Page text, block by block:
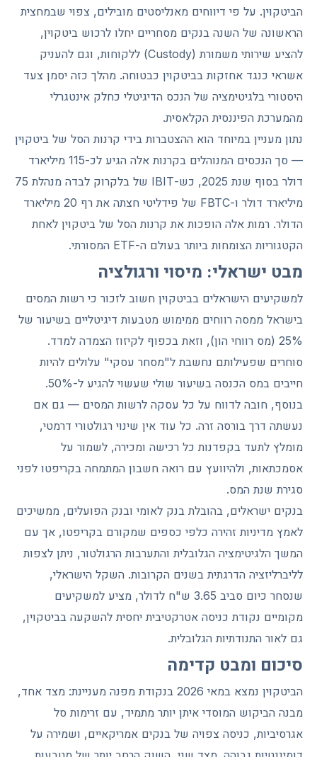
הביטקוין. על פי דיווחים מאנליסטים מובילים, צפוי שבמחצית
הראשונה של השנה בנקים מסחריים יחלו לרכוש ביטקוין,
להציע שירותי משמורת (Custody) ללקוחות, וגם להעניק
אשראי כנגד אחזקות בביטקוין כבטוחה. מהלך כזה יסמן צעד
היסטורי בלגיטימציה של הנכס הדיגיטלי כחלק אינטגרלי
מהמערכת הפיננסית הקלאסית.
נתון מעניין במיוחד הוא ההצטברות בידי קרנות הסל של ביטקוין
— סך הנכסים המנוהלים בקרנות אלה הגיע לכ-115 מיליארד
דולר בסוף שנת 2025, כש-IBIT של בלקרוק לבדה מנהלת 75
מיליארד דולר ו-FBTC של פידליטי חצתה את רף 20 מיליארד
הדולר. רמות אלה הופכות את קרנות הסל של ביטקוין לאחת
הקטגוריות הצומחות ביותר בעולם ה-ETF המסורתי.
מבט ישראלי: מיסוי ורגולציה
למשקיעים הישראלים בביטקוין חשוב לזכור כי רשות המסים
בישראל ממסה רווחים ממימוש מטבעות דיגיטליים בשיעור של
25% (מס רווחי הון), וזאת בכפוף לקיזוז הצמדה למדד.
סוחרים שפעילותם נחשבת ל"מסחר עסקי" עלולים להיות
חייבים במס הכנסה בשיעור שולי שעשוי להגיע ל-50%.
בנוסף, חובה לדווח על כל עסקה לרשות המסים — גם אם
נעשתה דרך בורסה זרה. כל עוד אין שינוי רגולטורי דרמטי,
מומלץ לתעד בקפדנות כל רכישה ומכירה, לשמור על
אסמכתאות, ולהיוועץ עם רואה חשבון המתמחה בקריפטו לפני
סגירת שנת המס.
בנקים ישראלים, בהובלת בנק לאומי ובנק הפועלים, ממשיכים
לאמץ מדיניות זהירה כלפי כספים שמקורם בקריפטו, אך עם
המשך הלגיטימציה הגלובלית והתערבות הרגולטור, ניתן לצפות
לליברליזציה הדרגתית בשנים הקרובות. השקל הישראלי,
שנסחר כיום סביב 3.65 ש"ח לדולר, מציע למשקיעים
מקומיים נקודת כניסה אטרקטיבית יחסית להשקעה בביטקוין,
גם לאור התנודתיות הגלובלית.
סיכום ומבט קדימה
הביטקוין נמצא במאי 2026 בנקודת מפנה מעניינת: מצד אחד,
מבנה הביקוש המוסדי איתן יותר מתמיד, עם זרימות סל
אגרסיביות, כניסה צפויה של בנקים אמריקאיים, ושמירה על